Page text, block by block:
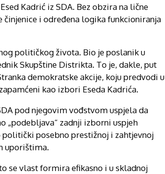
Kadrić iz SDA. Bez obzira na lične
i određena logika funkcioniranja
političkog života. Bio je poslanik u
Skupštine Distrikta. To je, dakle, put
demokratske akcije, koju predvodi u
kao izbori Eseda Kadrića.
pod njegovim vođstvom uspjela da
„podebljava“ zadnji izborni uspjeh
politički posebno prestižnoj i zahtjevnoj
uporištima.
se vlast formira efikasno i u skladnoj